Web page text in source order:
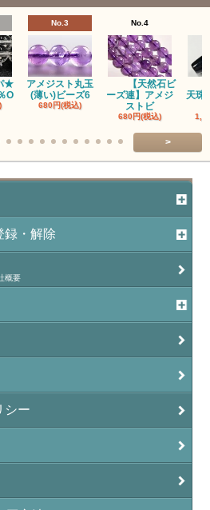
）
ト/Aventurine)
）
/魚眼石
）
in quartz）
）
）
石）
(Amphibole)
（Amphibole ）
イト/Rhodochrosite）
★
O
No.3
アメジスト丸玉
(薄い)ビーズ6
680円(税込)
No.4
【天然石ビ
ーズ連】アメジ
ストビ
680円(税込)
天珠
>
録・解除
概要
シー